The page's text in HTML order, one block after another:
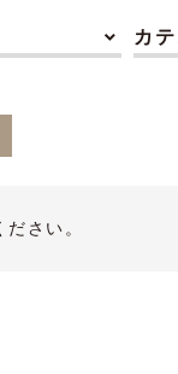
カ
さい。